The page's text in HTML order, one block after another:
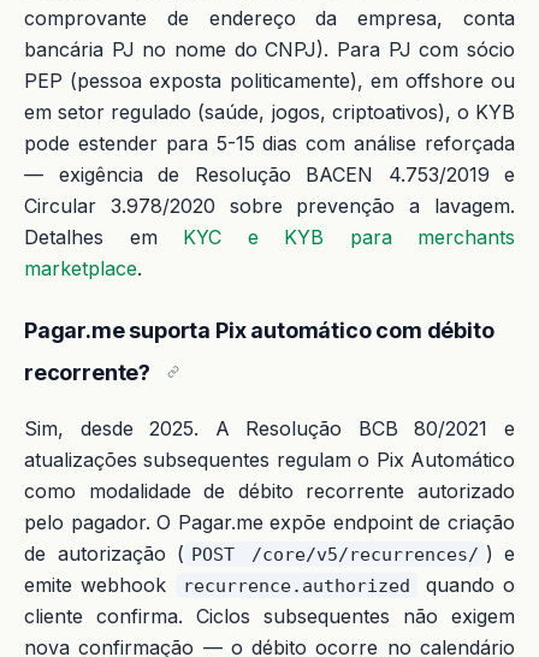
comprovante de endereço da empresa, conta
bancária PJ no nome do CNPJ). Para PJ com sócio
PEP (pessoa exposta politicamente), em offshore ou
em setor regulado (saúde, jogos, criptoativos), o KYB
pode estender para 5-15 dias com análise reforçada
— exigência de Resolução BACEN 4.753/2019 e
Circular 3.978/2020 sobre prevenção a lavagem.
Detalhes em KYC e KYB para merchants
marketplace.
Pagar.me suporta Pix automático com débito
recorrente?
Sim, desde 2025. A Resolução BCB 80/2021 e
atualizações subsequentes regulam o Pix Automático
como modalidade de débito recorrente autorizado
pelo pagador. O Pagar.me expõe endpoint de criação
de autorização ( POST /core/v5/recurrences/ ) e
emite webhook
recurrence.authorized
quando o
cliente confirma. Ciclos subsequentes não exigem
nova confirmação — o débito ocorre no calendário